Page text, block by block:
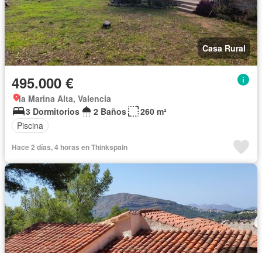
Casa Rural
495.000 €
la Marina Alta, Valencia
3 Dormitorios
2 Baños
260 m²
Piscina
Hace 2 días, 4 horas en Thinkspain